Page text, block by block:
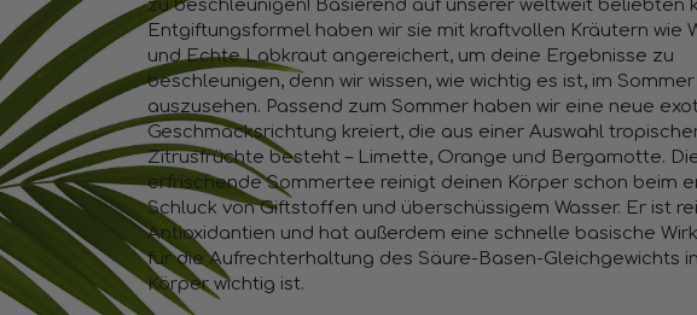
zu beschleunigen! Basierend auf unserer weltweit beliebten
Entgiftungsformel haben wir sie mit kraftvollen Kräutern wie
und Echte Labkraut angereichert, um deine Ergebnisse zu
beschleunigen, denn wir wissen, wie wichtig es ist, im
auszusehen. Passend zum Sommer haben wir eine neue
Geschmacksrichtung kreiert, die aus einer Auswahl
Zitrusfrüchte besteht – Limette, Orange und Bergamotte.
erfrischende Sommertee reinigt deinen Körper schon beim
Schluck von Giftstoffen und überschüssigem Wasser. Er ist
Antioxidantien und hat außerdem eine schnelle basische
für die Aufrechterhaltung des Säure-Basen-Gleichgewichts
Körper wichtig ist.